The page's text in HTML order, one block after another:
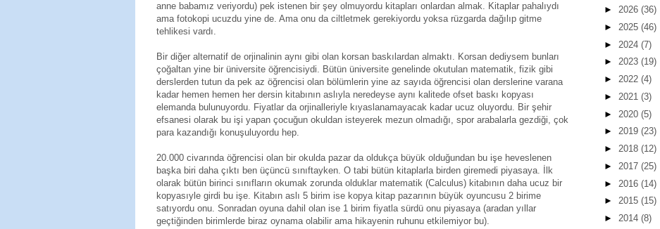
anne babamız veriyordu) pek istenen bir şey olmuyordu kitapları onlardan almak. Kitaplar pahalıydı
ama fotokopi ucuzdu yine de. Ama onu da ciltletmek gerekiyordu yoksa rüzgarda dağılıp gitme
tehlikesi vardı.
Bir diğer alternatif de orjinalinin aynı gibi olan korsan baskılardan almaktı. Korsan dediysem bunları
çoğaltan yine bir üniversite öğrencisiydi. Bütün üniversite genelinde okutulan matematik, fizik gibi
derslerden tutun da pek az öğrencisi olan bölümlerin yine az sayıda öğrencisi olan derslerine varana
kadar hemen hemen her dersin kitabının aslıyla neredeyse aynı kalitede ofset baskı kopyası
elemanda bulunuyordu. Fiyatlar da orjinalleriyle kıyaslanamayacak kadar ucuz oluyordu. Bir şehir
efsanesi olarak bu işi yapan çocuğun okuldan isteyerek mezun olmadığı, spor arabalarla gezdiği, çok
para kazandığı konuşuluyordu hep.
20.000 civarında öğrencisi olan bir okulda pazar da oldukça büyük olduğundan bu işe heveslenen
başka biri daha çıktı ben üçüncü sınıftayken. O tabi bütün kitaplarla birden giremedi piyasaya. İlk
olarak bütün birinci sınıfların okumak zorunda olduklar matematik (Calculus) kitabının daha ucuz bir
kopyasıyle girdi bu işe. Kitabın aslı 5 birim ise kopya kitap pazarının büyük oyuncusu 2 birime
satıyordu onu. Sonradan oyuna dahil olan ise 1 birim fiyatla sürdü onu piyasaya (aradan yıllar
geçtiğinden birimlerde biraz oynama olabilir ama hikayenin ruhunu etkilemiyor bu).
► 2026 (36)
► 2025 (46)
► 2024 (7)
► 2023 (19)
► 2022 (4)
► 2021 (3)
► 2020 (5)
► 2019 (23)
► 2018 (12)
► 2017 (25)
► 2016 (14)
► 2015 (15)
► 2014 (8)